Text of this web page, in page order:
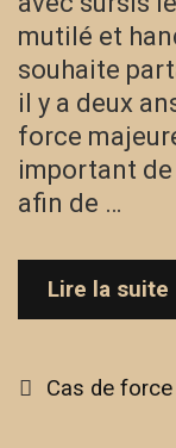
mutilé et
souhaite
il y a deux
force
important
afin de …
Lire la suite
Categories
Cas de